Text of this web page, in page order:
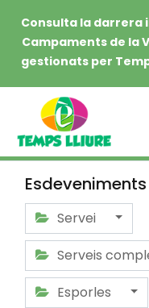
Consulta la darrera
Campaments de la
gestionats per
Esdeveniments
Servei
Serveis
Esporles